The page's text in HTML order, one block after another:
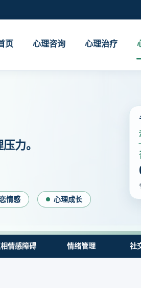
页 心理咨询 心理治疗
力。
情感 心理成长
情感障碍 情绪管理 社